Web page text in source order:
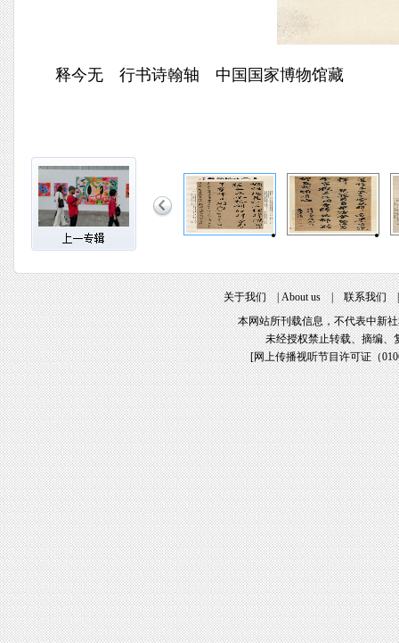
释今无 行书诗翰轴 中国国家博物馆藏
关于我们|About us|联系我们
本网站所刊载信息，不代表中新
未经授权禁止转载、摘编、
[网上传播视听节目许可证（